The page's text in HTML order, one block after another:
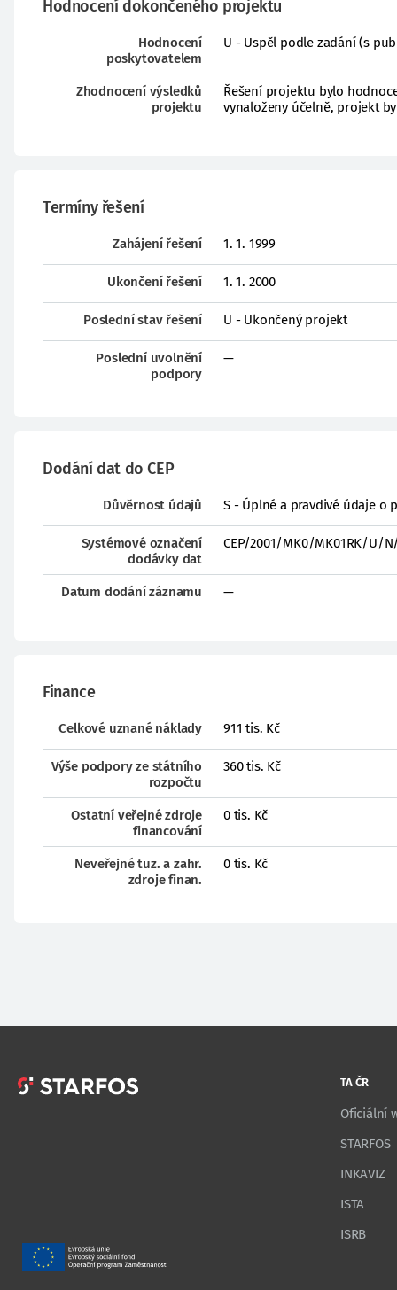
Hodnocení dokončeného projektu
Hodnocení
poskytovatelem
U - Uspěl podle zadání (s
Zhodnocení výsledků
projektu
Řešení projektu bylo
vynaloženy účelně, projekt
Termíny řešení
Zahájení řešení 1. 1. 1999
Ukončení řešení 1. 1. 2000
Poslední stav řešení U - Ukončený projekt
Poslední uvolnění
podpory
—
Dodání dat do CEP
Důvěrnost údajů S - Úplné a pravdivé údaje
Systémové označení
dodávky dat
CEP/2001/MK0/MK01RK/U/
Datum dodání záznamu —
Finance
Celkové uznané náklady 911 tis. Kč
Výše podpory ze státního
rozpočtu
360 tis. Kč
Ostatní veřejné zdroje
financování
0 tis. Kč
Neveřejné tuz. a zahr.
zdroje finan.
0 tis. Kč
TA ČR
Oficiální
STARFOS
INKAVIZ
ISTA
ISRB